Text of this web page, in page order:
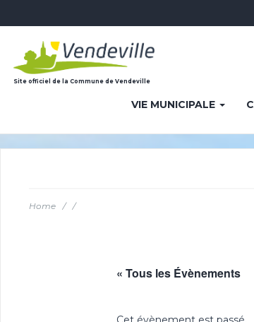
Site officiel de la Commune de Vendeville
VIE MUNICIPALE
Home / /
« Tous les Évènements